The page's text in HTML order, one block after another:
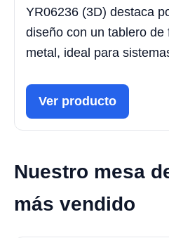
YR06236 (3D) destaca
diseño con un tablero de
metal, ideal para
Ver producto
Nuestro mesa
más vendido